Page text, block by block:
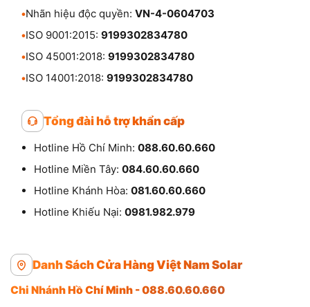
•Nhãn hiệu độc quyền: VN-4-0604703
•ISO 9001:2015: 9199302834780
•ISO 45001:2018: 9199302834780
•ISO 14001:2018: 9199302834780
Tổng đài hỗ trợ khẩn cấp
Hotline Hồ Chí Minh: 088.60.60.660
Hotline Miền Tây: 084.60.60.660
Hotline Khánh Hòa: 081.60.60.660
Hotline Khiếu Nại: 0981.982.979
Danh Sách Cửa Hàng Việt Nam Solar
Chi Nhánh Hồ Chí Minh - 088.60.60.660